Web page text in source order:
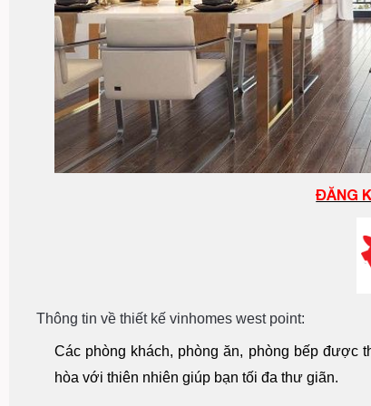
ĐĂNG
Thông tin về thiết kế vinhomes west point:
Các phòng khách, phòng ăn, phòng bếp được
hòa với thiên nhiên giúp bạn tối đa thư giãn.